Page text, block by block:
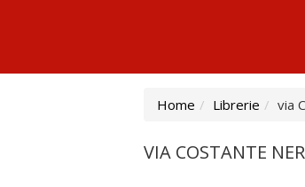
Home Librerie via
VIA COSTANTE